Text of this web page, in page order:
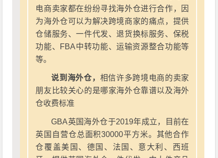
电商卖家都在纷纷寻找海外仓进行合作，因
为海外仓可以为解决跨境商家的痛点，提供
仓储服务、一件代发、退货换标服务、保税
功能、FBA中转功能、运输资源整合功能等
等。
说到海外仓， 相信许多跨境电商的卖家
朋友比较关心的是哪家海外仓靠谱以及海外
仓收费标准
GBA英国海外仓于2019年成立，目前在
英国自营仓总面积30000平方米。其他合作
仓覆盖美国、德国、法国、意大利、西班